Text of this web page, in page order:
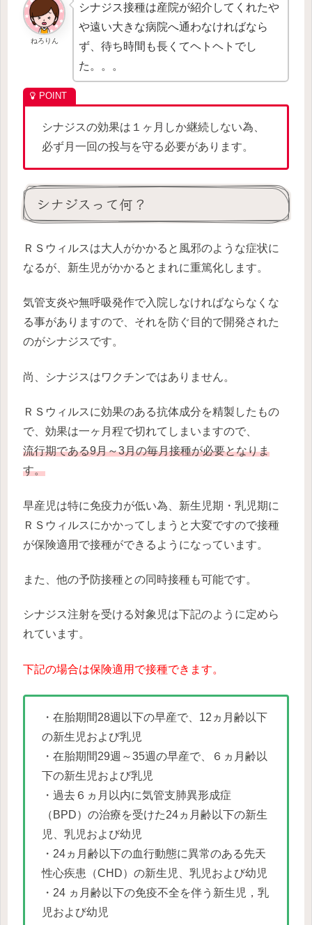
ねろりん
シナジス接種は産院が紹介してくれたや
や遠い大きな病院へ通わなければなら
ず、待ち時間も長くてヘトヘトでし
た。。。
シナジスの効果は１ヶ月しか継続しない為、
必ず月一回の投与を守る必要があります。
シナジスって何？
ＲＳウィルスは大人がかかると風邪のような症状に
なるが、新生児がかかるとまれに重篤化します。
気管支炎や無呼吸発作で入院しなければならなくな
る事がありますので、それを防ぐ目的で開発された
のがシナジスです。
尚、シナジスはワクチンではありません。
ＲＳウィルスに効果のある抗体成分を精製したもの
で、効果は一ヶ月程で切れてしまいますので、
流行期である9月～3月の毎月接種が必要となりま
す。
早産児は特に免疫力が低い為、新生児期・乳児期に
ＲＳウィルスにかかってしまうと大変ですので接種
が保険適用で接種ができるようになっています。
また、他の予防接種との同時接種も可能です。
シナジス注射を受ける対象児は下記のように定めら
れています。
下記の場合は保険適用で接種できます。
・在胎期間28週以下の早産で、12ヵ月齢以下
の新生児および乳児
・在胎期間29週～35週の早産で、６ヵ月齢以
下の新生児および乳児
・過去６ヵ月以内に気管支肺異形成症
（BPD）の治療を受けた24ヵ月齢以下の新生
児、乳児および幼児
・24ヵ月齢以下の血行動態に異常のある先天
性心疾患（CHD）の新生児、乳児および幼児
・24 ヵ月齢以下の免疫不全を伴う新生児，乳
児および幼児